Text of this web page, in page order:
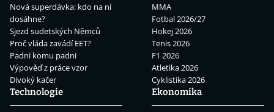
Nová superdávka: kdo na ní
dosáhne?
Sjezd sudetských Němců
Proč vláda zavádí EET?
Padni komu padni
Výpověď z práce vzor
Divoký kačer
MMA
Fotbal 2026/27
Hokej 2026
Tenis 2026
F1 2026
Atletika 2026
Cyklistika 2026
Technologie
Ekonomika